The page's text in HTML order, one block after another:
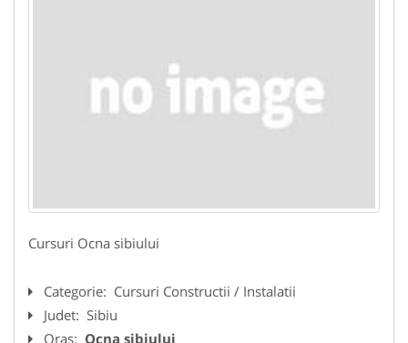
Cursuri Ocna sibiului
Categorie: Cursuri Constructii / Instalatii
Judet: Sibiu
Oras: Ocna sibiului